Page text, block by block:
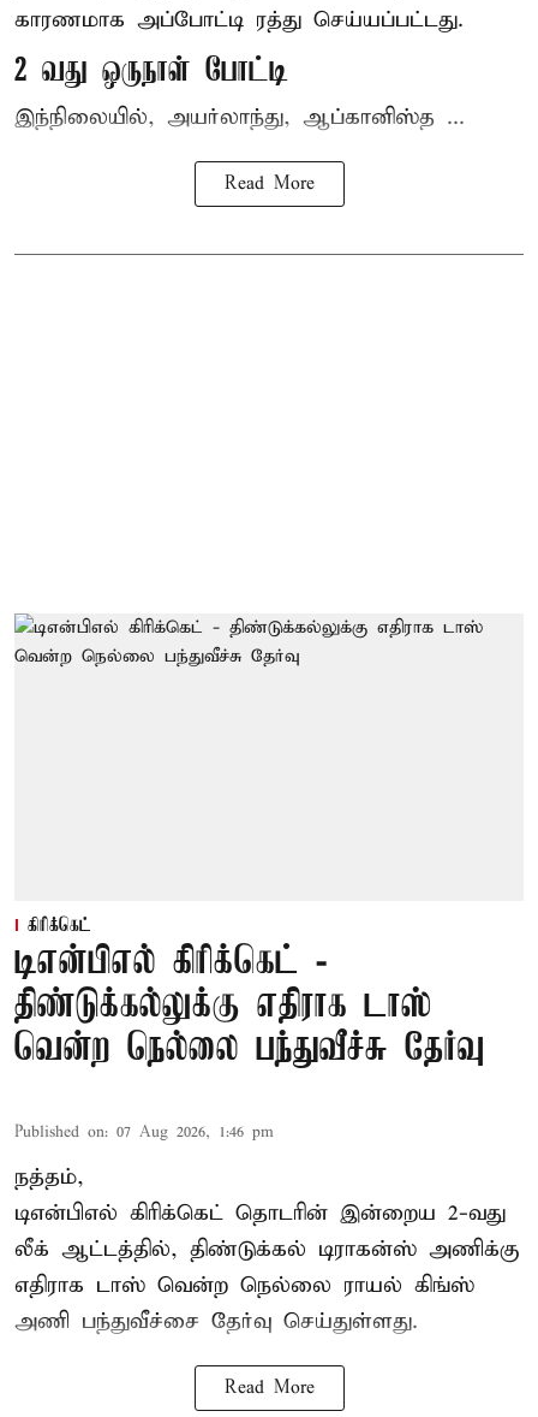
காரணமாக அப்போட்டி ரத்து செய்யப்பட்டது.
2 வது ஒருநாள் போட்டி
இந்நிலையில், அயர்லாந்து, ஆப்கானிஸ்த ...
Read More
கிரிக்கெட்
டிஎன்பிஎல் கிரிக்கெட் -
திண்டுக்கல்லுக்கு எதிராக டாஸ்
வென்ற நெல்லை பந்துவீச்சு தேர்வு
Published on: 07 Aug 2026, 1:46 pm
நத்தம்,
டிஎன்பிஎல் கிரிக்கெட் தொடரின் இன்றைய 2-வது
லீக் ஆட்டத்தில், திண்டுக்கல் டிராகன்ஸ் அணிக்கு
எதிராக டாஸ் வென்ற நெல்லை ராயல் கிங்ஸ்
அணி பந்துவீச்சை தேர்வு செய்துள்ளது.
Read More